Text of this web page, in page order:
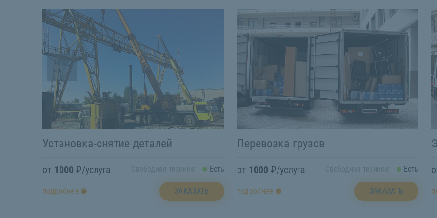
Установка-снятие деталей
от 1000 ₽/услуга Есть
подробнее ЗАКАЗАТЬ
Перевозка грузов
от 1000 ₽/услуга Есть
подробнее ЗАКАЗАТЬ